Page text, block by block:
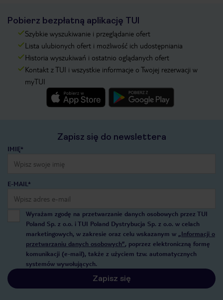
Pobierz bezpłatną aplikację TUI
Szybkie wyszukiwanie i przeglądanie ofert
Lista ulubionych ofert i możliwość ich udostępniania
Historia wyszukiwań i ostatnio oglądanych ofert
Kontakt z TUI i wszystkie informacje o Twojej rezerwacji w
myTUI
Zapisz się do newslettera
IMIĘ*
E-MAIL*
Wyrażam zgodę na przetwarzanie danych osobowych przez TUI
Poland Sp. z o.o. i TUI Poland Dystrybucja Sp. z o.o. w celach
marketingowych, w zakresie oraz celu wskazanym w „Informacji o
przetwarzaniu danych osobowych”, poprzez elektroniczną formę
komunikacji (e-mail), także z użyciem tzw. automatycznych
systemów wywołujących.
Zapisz się